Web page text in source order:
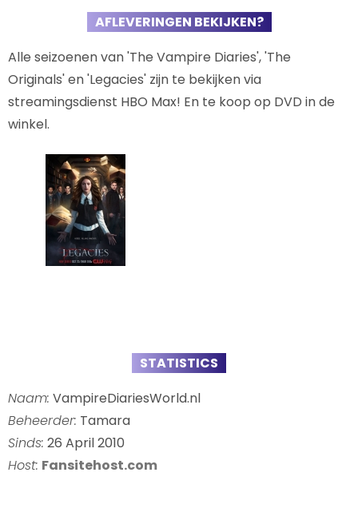
AFLEVERINGEN BEKIJKEN?
Alle seizoenen van 'The Vampire Diaries', 'The
Originals' en 'Legacies' zijn te bekijken via
streamingsdienst HBO Max! En te koop op DVD in de
winkel.
STATISTICS
Naam: VampireDiariesWorld.nl
Beheerder: Tamara
Sinds: 26 April 2010
Host: Fansitehost.com